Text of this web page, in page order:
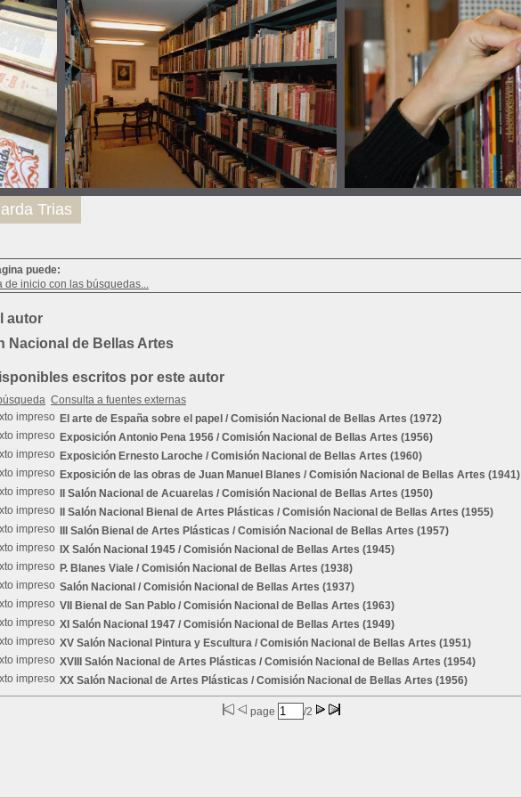
puede:
de inicio con las búsquedas...
autor
Nacional de Bellas Artes
escritos por este autor
Consulta a fuentes externas
El arte de España sobre el papel / Comisión Nacional de Bellas Artes (1972)
Exposición Antonio Pena 1956 / Comisión Nacional de Bellas Artes (1956)
Exposición Ernesto Laroche / Comisión Nacional de Bellas Artes (1960)
Exposición de las obras de Juan Manuel Blanes / Comisión Nacional de Bellas Artes (1941)
II Salón Nacional de Acuarelas / Comisión Nacional de Bellas Artes (1950)
II Salón Nacional Bienal de Artes Plásticas / Comisión Nacional de Bellas Artes (1955)
III Salón Bienal de Artes Plásticas / Comisión Nacional de Bellas Artes (1957)
IX Salón Nacional 1945 / Comisión Nacional de Bellas Artes (1945)
P. Blanes Viale / Comisión Nacional de Bellas Artes (1938)
Salón Nacional / Comisión Nacional de Bellas Artes (1937)
VII Bienal de San Pablo / Comisión Nacional de Bellas Artes (1963)
XI Salón Nacional 1947 / Comisión Nacional de Bellas Artes (1949)
XV Salón Nacional Pintura y Escultura / Comisión Nacional de Bellas Artes (1951)
XVIII Salón Nacional de Artes Plásticas / Comisión Nacional de Bellas Artes (1954)
XX Salón Nacional de Artes Plásticas / Comisión Nacional de Bellas Artes (1956)
page /2
Trias